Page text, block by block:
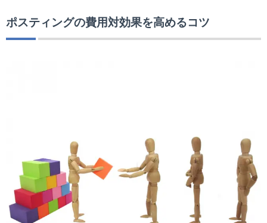
ポスティングの費用対効果を高めるコツ